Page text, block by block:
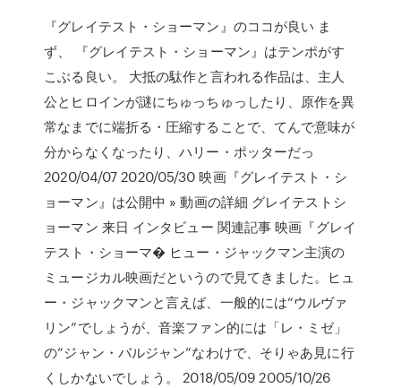
『グレイテスト・ショーマン』のココが良い ま
ず、 『グレイテスト・ショーマン』はテンポがす
こぶる良い。 大抵の駄作と言われる作品は、主人
公とヒロインが謎にちゅっちゅっしたり、原作を異
常なまでに端折る・圧縮することで、てんで意味が
分からなくなったり、ハリー・ポッターだっ
2020/04/07 2020/05/30 映画『グレイテスト・シ
ョーマン』は公開中 » 動画の詳細 グレイテストシ
ョーマン 来日 インタビュー 関連記事 映画『グレイ
テスト・ショーマ� ヒュー・ジャックマン主演の
ミュージカル映画だというので見てきました。ヒュ
ー・ジャックマンと言えば、一般的には“ウルヴァ
リン”でしょうが、音楽ファン的には「レ・ミゼ」
の“ジャン・バルジャン”なわけで、そりゃあ見に行
くしかないでしょう。 2018/05/09 2005/10/26